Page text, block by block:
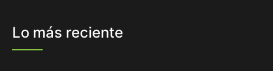
Lo más reciente